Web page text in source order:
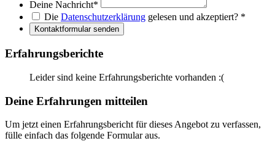
Deine Nachricht*
Die Datenschutzerklärung gelesen und akzeptiert? *
Kontaktformular senden
Erfahrungsberichte
Leider sind keine Erfahrungsberichte vorhanden :(
Deine Erfahrungen mitteilen
Um jetzt einen Erfahrungsbericht für dieses Angebot zu verfassen,
fülle einfach das folgende Formular aus.